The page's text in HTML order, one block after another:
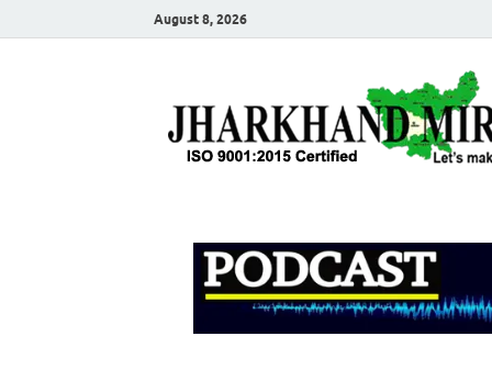
August 8, 2026